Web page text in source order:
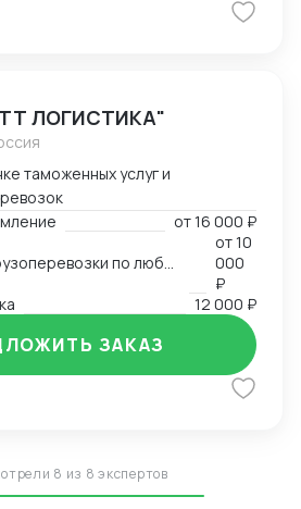
ЛОГИСТИКА"
таможенных услуг и
от16 000 ₽
Международные грузоперевозки по любым маршрутам и любыми видами транспорта
от10
000
₽
12 000 ₽
ЗАКАЗ
8 из 8 экспертов